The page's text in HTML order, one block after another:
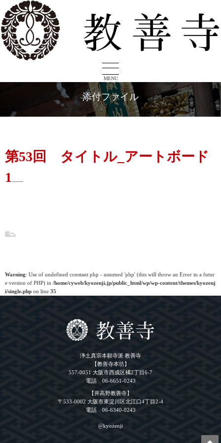
MENU
添付ファイル
第53回 タイトル_アートボード
1
前へ
Warning: Use of undefined constant php - assumed 'php' (this will throw an Error in a futur
e version of PHP) in /home/cyweb/kyozenji.jp/public_html/wp/wp-content/themes/kyozenj
i/single.php on line 35
浄土真宗本願寺派 教善寺
【教善寺本坊】
557-0051 大阪市西成区橘2丁目6-7
電話 06-6651-0243
【井高野教善寺】
〒533-0002 大阪市東淀川区北江口4丁目2-4
電話 06-6340-0243
@kyozenji